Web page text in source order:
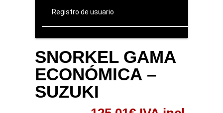
Registro de usuario
SNORKEL GAMA
ECONÓMICA –
SUZUKI